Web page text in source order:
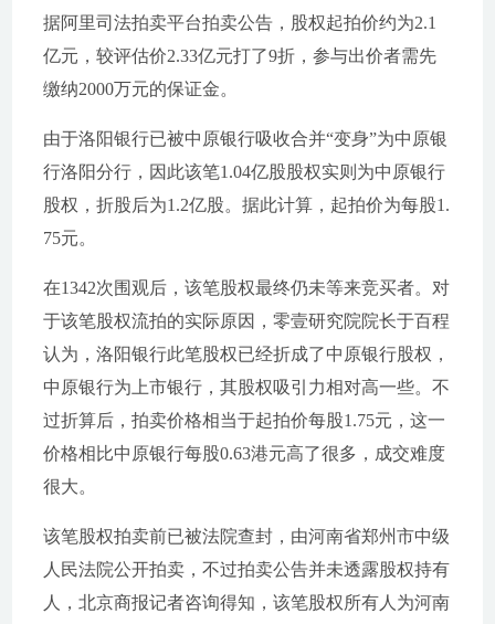
据阿里司法拍卖平台拍卖公告，股权起拍价约为2.1
亿元，较评估价2.33亿元打了9折，参与出价者需先
缴纳2000万元的保证金。
由于洛阳银行已被中原银行吸收合并“变身”为中原银
行洛阳分行，因此该笔1.04亿股股权实则为中原银行
股权，折股后为1.2亿股。据此计算，起拍价为每股1.
75元。
在1342次围观后，该笔股权最终仍未等来竞买者。对
于该笔股权流拍的实际原因，零壹研究院院长于百程
认为，洛阳银行此笔股权已经折成了中原银行股权，
中原银行为上市银行，其股权吸引力相对高一些。不
过折算后，拍卖价格相当于起拍价每股1.75元，这一
价格相比中原银行每股0.63港元高了很多，成交难度
很大。
该笔股权拍卖前已被法院查封，由河南省郑州市中级
人民法院公开拍卖，不过拍卖公告并未透露股权持有
人，北京商报记者咨询得知，该笔股权所有人为河南